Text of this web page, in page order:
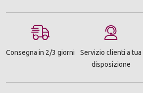
Consegna in 2/3 giorni
Servizio clienti a tua
disposizione